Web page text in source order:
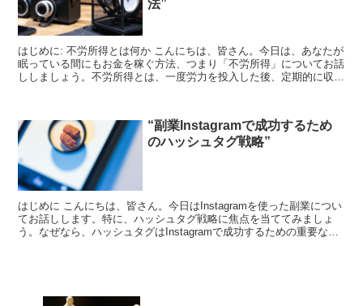
法”
はじめに: 不労所得とは何か こんにちは、皆さん。今日は、あなたが
眠っている間にもお金を稼ぐ方法、つまり「不労所得」についてお話
ししましょう。不労所得とは、一度労力を投入した後、定期的に収入
“副業Instagramで成功するため
のハッシュタグ戦略”
はじめに こんにちは、皆さん。今日はInstagramを使った副業につい
てお話しします。特に、ハッシュタグ戦略に焦点を当ててみましょ
う。なぜなら、ハッシュタグはInstagramで成功するための重要な要